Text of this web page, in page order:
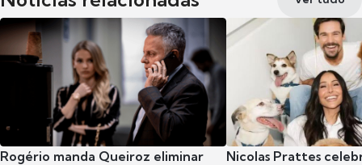
Rogério manda Queiroz eliminar
Nicolas Prattes